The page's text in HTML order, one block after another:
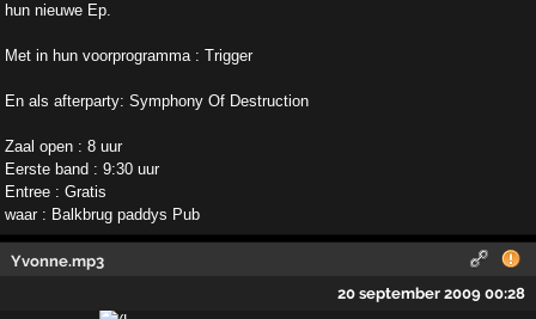
hun nieuwe Ep.
Met in hun voorprogramma : Trigger
En als afterparty: Symphony Of Destruction
Zaal open : 8 uur
Eerste band : 9:30 uur
Entree : Gratis
waar : Balkbrug paddys Pub
Yvonne.mp3
20 september 2009 00:28